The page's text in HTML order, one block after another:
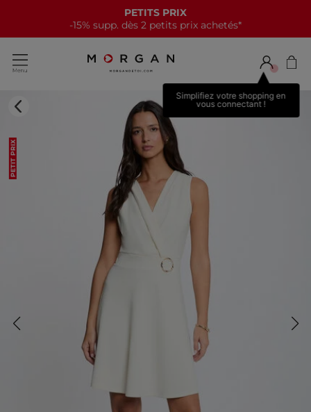
PETITS PRIX
-15% supp. dès 2 petits prix achetés*
Simplifiez votre shopping en
vous connectant !
PETIT PRIX